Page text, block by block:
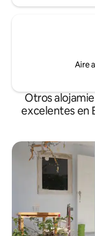
Aire
Otros
excelentes en